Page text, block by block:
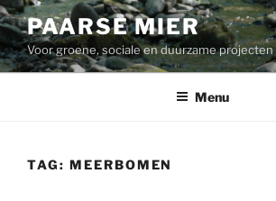
Ga
naar
de
inhoud
PAARSE MIER
Voor groene, sociale en duurzame projecten
Menu
TAG: MEERBOMEN